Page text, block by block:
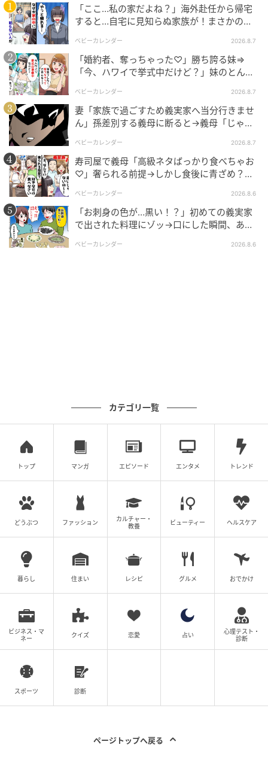
※この漫画はママスタに寄せられた体験談やご意見を
元に作成しています。
元記事で読む
次の記事
＜体重90キロ⇒遺伝だし！＞70キロ超えの小6
姪が心配。もはや虐待…【まんが：姉の気持
ち】
の記事をもっとみる
「ここ…私の家だよね？」海外赴任から帰宅
すると…自宅に見知らぬ家族が！まさかの真
ベビーカレンダー 2026.8.7
「婚約者、奪っちゃった♡」勝ち誇る妹⇒
「今、ハワイで挙式中だけど？」妹のとんで
ベビーカレンダー 2026.8.7
妻「家族で過ごすため義実家へ当分行きませ
ん」孫差別する義母に断ると→義母「じゃ
ベビーカレンダー 2026.8.7
寿司屋で義母「高級ネタばっかり食べちゃお
♡」奢られる前提→しかし食後に青ざめ？通
ベビーカレンダー 2026.8.6
「お刺身の色が…黒い！？」初めての義実家
で出された料理にゾッ→口にした瞬間、あ
ベビーカレンダー 2026.8.6
カテゴリ一覧
トップ マンガ エピソード エンタメ トレンド
どうぶつ ファッション
カルチャー・
教養
ビューティー ヘルスケア
暮らし 住まい レシピ グルメ おでかけ
ビジネス・マ
ネー
クイズ 恋愛 占い
心理テスト・
診断
スポーツ 診断
ページトップへ戻る